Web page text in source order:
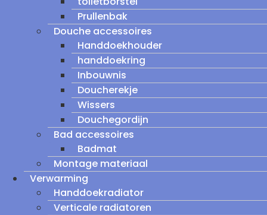
Prullenbak
Douche accessoires
Handdoekhouder
handdoekring
Inbouwnis
Doucherekje
Wissers
Douchegordijn
Bad accessoires
Badmat
Montage materiaal
Verwarming
Handdoekradiator
Verticale radiatoren